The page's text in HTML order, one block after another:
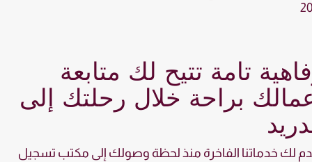
تامة تتيح لك متابعة
براحة خلال رحلتك إلى
لك خدماتنا الفاخرة منذ لحظة وصولك إلى مكتب تسجيل